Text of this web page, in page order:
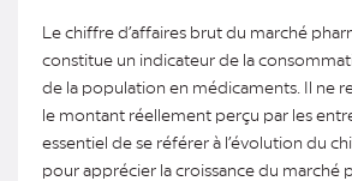
Le chiffre d’affaires brut du marché
constitue un indicateur de la
de la population en médicaments. Il ne
le montant réellement perçu par les
essentiel de se référer à l’évolution du
pour apprécier la croissance du marché